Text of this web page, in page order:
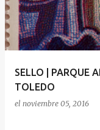
SELLO | PARQUE
TOLEDO
el noviembre 05, 2016